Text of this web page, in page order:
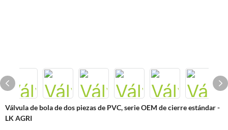
Válvula de bola de dos piezas de PVC, serie OEM de cierre estándar -
LK AGRI